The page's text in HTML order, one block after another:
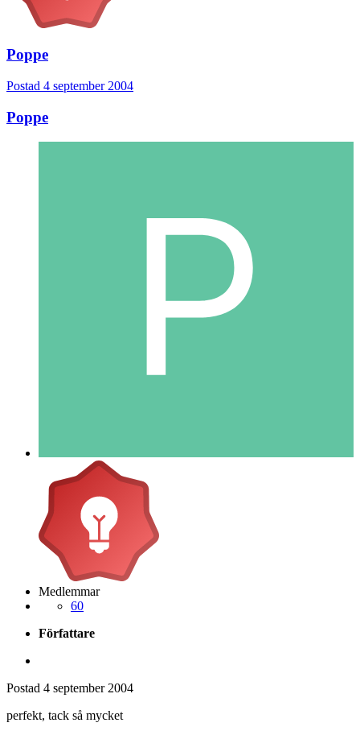
Poppe
Postad 4 september 2004
Poppe
Medlemmar
60
Författare
Postad 4 september 2004
perfekt, tack så mycket